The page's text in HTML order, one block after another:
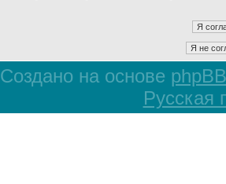
Создано на основе phpBB
Русская